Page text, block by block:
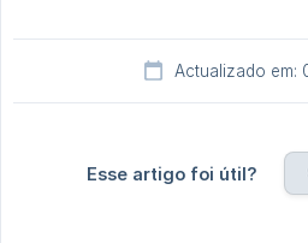
Actualizado em:
Esse artigo foi útil?